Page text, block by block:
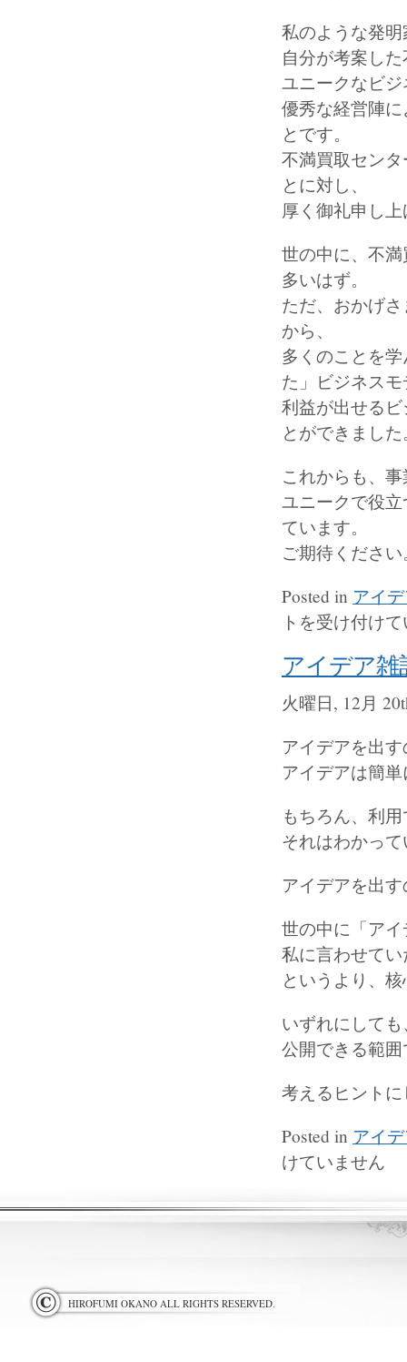
私のような発
自分が考案し
ユニークなビ
優秀な経営陣
とです。
不満買取セン
とに対し、
厚く御礼申し
世の中に、不
多いはず。
ただ、おかげ
から、
多くのことを
た」ビジネス
利益が出せる
とができました
これからも、
ユニークで役
ています。
ご期待ください
Posted in アイ
トを受け付け
アイデア
火曜日, 12月
アイデアを出
アイデアは簡
もちろん、利
それはわかっ
アイデアを出
世の中に「ア
私に言わせて
というより、
いずれにして
公開できる範
考えるヒント
Posted in アイ
けていません
HIROFUMI OKANO ALL RIGHTS RESERVED.